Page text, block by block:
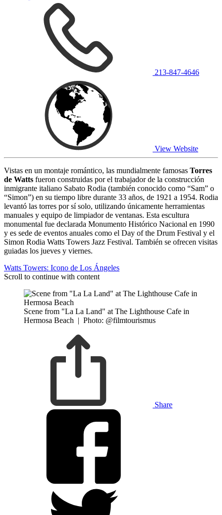
213-847-4646
View Website
Vistas en un montaje romántico, las mundialmente famosas Torres
de Watts fueron construidas por el trabajador de la construcción
inmigrante italiano Sabato Rodia (también conocido como “Sam” o
“Simon”) en su tiempo libre durante 33 años, de 1921 a 1954. Rodia
levantó las torres por sí solo, utilizando únicamente herramientas
manuales y equipo de limpiador de ventanas. Esta escultura
monumental fue declarada Monumento Histórico Nacional en 1990
y es sede de eventos anuales como el Day of the Drum Festival y el
Simon Rodia Watts Towers Jazz Festival. También se ofrecen visitas
guiadas los jueves y viernes.
Watts Towers: Icono de Los Ángeles
Scroll to continue with content
Scene from "La La Land" at The Lighthouse Cafe in
Hermosa Beach | Photo: @filmtourismus
Share